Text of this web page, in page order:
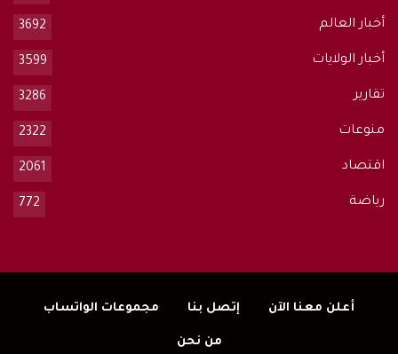
أخبار العالم 3692
أخبار الولايات 3599
تقارير 3286
منوعات 2322
اقتصاد 2061
رياضة 772
أعلن معنا الآن إتصل بنا مجموعات الواتساب
من نحن